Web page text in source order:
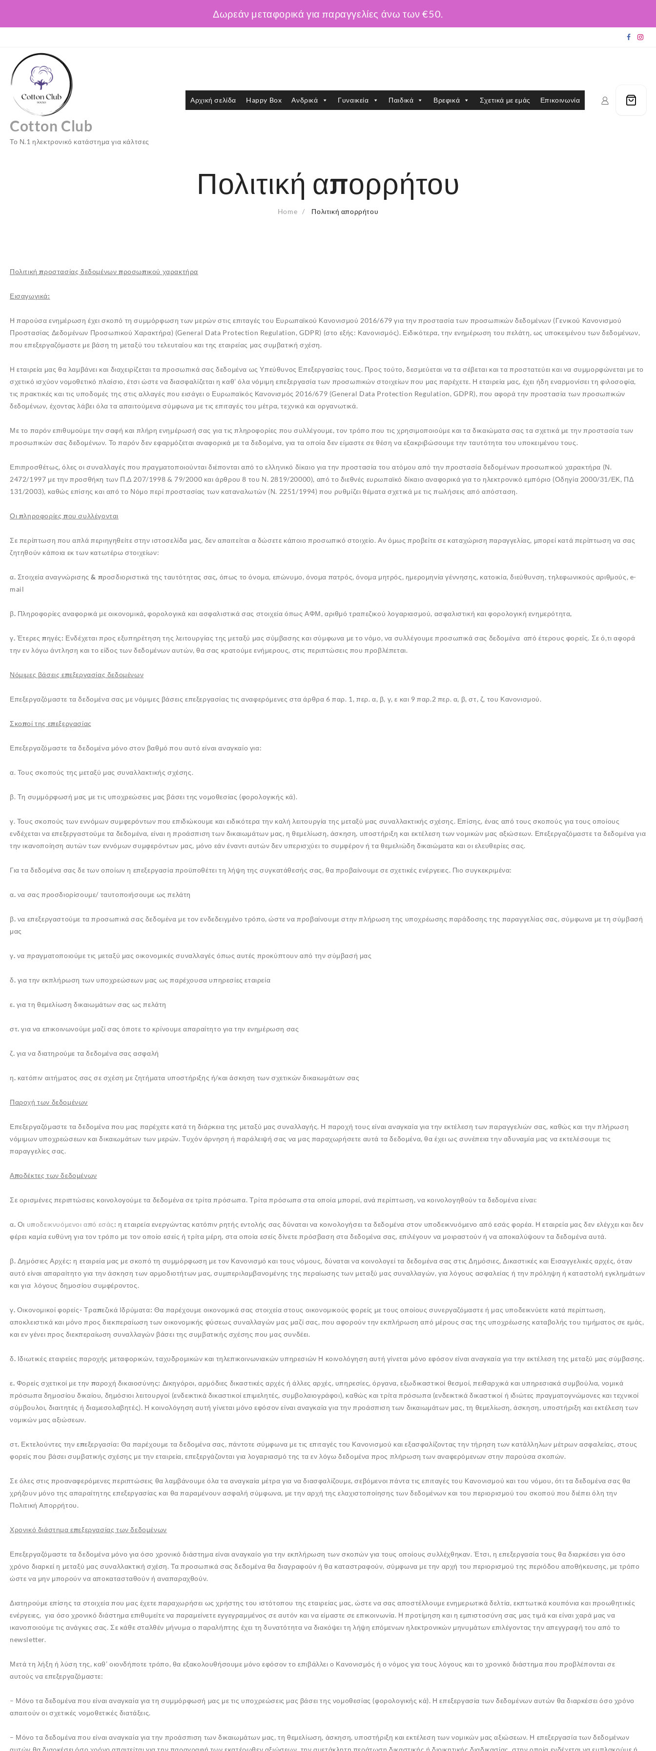
Δωρεάν μεταφορικά για παραγγελίες άνω των €50.
content
Cotton Club
Το Ν.1 ηλεκτρονικό κατάστημα για κάλτσες
Αρχική σελίδα Happy Box Ανδρικά Γυναικεία Παιδικά Βρεφικά Σχετικά με εμάς Επικοινωνία
Πολιτική απορρήτου
Home Πολιτική απορρήτου
Πολιτική προστασίας δεδομένων προσωπικού χαρακτήρα
Εισαγωγικά:
Η παρούσα ενημέρωση έχει σκοπό τη συμμόρφωση των μερών στις επιταγές του Ευρωπαϊκού Κανονισμού 2016/679 για την προστασία των προσωπικών δεδομένων (Γενικού Κανονισμού
Προστασίας Δεδομένων Προσωπικού Χαρακτήρα) (General Data Protection Regulation, GDPR) (στο εξής: Κανονισμός). Ειδικότερα, την ενημέρωση του πελάτη, ως υποκειμένου των δεδομένων,
που επεξεργαζόμαστε με βάση τη μεταξύ του τελευταίου και της εταιρείας μας συμβατική σχέση.
Η εταιρεία μας θα λαμβάνει και διαχειρίζεται τα προσωπικά σας δεδομένα ως Υπεύθυνος Επεξεργασίας τους. Προς τούτο, δεσμεύεται να τα σέβεται και τα προστατεύει και να συμμορφώνεται με το
σχετικό ισχύον νομοθετικό πλαίσιο, έτσι ώστε να διασφαλίζεται η καθ’ όλα νόμιμη επεξεργασία των προσωπικών στοιχείων που μας παρέχετε. Η εταιρεία μας, έχει ήδη εναρμονίσει τη φιλοσοφία,
τις πρακτικές και τις υποδομές της στις αλλαγές που εισάγει ο Ευρωπαϊκός Κανονισμός 2016/679 (General Data Protection Regulation, GDPR), που αφορά την προστασία των προσωπικών
δεδομένων, έχοντας λάβει όλα τα απαιτούμενα σύμφωνα με τις επιταγές του μέτρα, τεχνικά και οργανωτικά.
Με το παρόν επιθυμούμε την σαφή και πλήρη ενημέρωσή σας για τις πληροφορίες που συλλέγουμε, τον τρόπο που τις χρησιμοποιούμε και τα δικαιώματα σας τα σχετικά με την προστασία των
προσωπικών σας δεδομένων. Το παρόν δεν εφαρμόζεται αναφορικά με τα δεδομένα, για τα οποία δεν είμαστε σε θέση να εξακριβώσουμε την ταυτότητα του υποκειμένου τους.
Επιπροσθέτως, όλες οι συναλλαγές που πραγματοποιούνται διέπονται από το ελληνικό δίκαιο για την προστασία του ατόμου από την προστασία δεδομένων προσωπικού χαρακτήρα (Ν.
2472/1997 με την προσθήκη των Π.Δ 207/1998 & 79/2000 και άρθρου 8 του Ν. 2819/20000), από το διεθνές ευρωπαϊκό δίκαιο αναφορικά για το ηλεκτρονικό εμπόριο (Οδηγία 2000/31/ΕΚ, ΠΔ
131/2003), καθώς επίσης και από το Νόμο περί προστασίας των καταναλωτών (Ν. 2251/1994) που ρυθμίζει θέματα σχετικά με τις πωλήσεις από απόσταση.
Οι πληροφορίες που συλλέγονται
Σε περίπτωση που απλά περιηγηθείτε στην ιστοσελίδα μας, δεν απαιτείται α δώσετε κάποιο προσωπικό στοιχείο. Αν όμως προβείτε σε καταχώριση παραγγελίας, μπορεί κατά περίπτωση να σας
ζητηθούν κάποια εκ των κατωτέρω στοιχείων:
α. Στοιχεία αναγνώρισης & προσδιοριστικά της ταυτότητας σας, όπως το όνομα, επώνυμο, όνομα πατρός, όνομα μητρός, ημερομηνία γέννησης, κατοικία, διεύθυνση, τηλεφωνικούς αριθμούς, e-
mail
β. Πληροφορίες αναφορικά με οικονομικά, φορολογικά και ασφαλιστικά σας στοιχεία όπως ΑΦΜ, αριθμό τραπεζικού λογαριασμού, ασφαλιστική και φορολογική ενημερότητα,
γ. Έτερες πηγές: Ενδέχεται προς εξυπηρέτηση της λειτουργίας της μεταξύ μας σύμβασης και σύμφωνα με το νόμο, να συλλέγουμε προσωπικά σας δεδομένα από έτερους φορείς. Σε ό,τι αφορά
την εν λόγω άντληση και το είδος των δεδομένων αυτών, θα σας κρατούμε ενήμερους, στις περιπτώσεις που προβλέπεται.
Νόμιμες βάσεις επεξεργασίας δεδομένων
Επεξεργαζόμαστε τα δεδομένα σας με νόμιμες βάσεις επεξεργασίας τις αναφερόμενες στα άρθρα 6 παρ. 1, περ. α, β, γ, ε και 9 παρ.2 περ. α, β, στ, ζ, του Κανονισμού.
Σκοποί της επεξεργασίας
Επεξεργαζόμαστε τα δεδομένα μόνο στον βαθμό που αυτό είναι αναγκαίο για:
α. Τους σκοπούς της μεταξύ μας συναλλακτικής σχέσης.
β. Τη συμμόρφωσή μας με τις υποχρεώσεις μας βάσει της νομοθεσίας (φορολογικής κά).
γ. Τους σκοπούς των εννόμων συμφερόντων που επιδιώκουμε και ειδικότερα την καλή λειτουργία της μεταξύ μας συναλλακτικής σχέσης. Επίσης, ένας από τους σκοπούς για τους οποίους
ενδέχεται να επεξεργαστούμε τα δεδομένα, είναι η προάσπιση των δικαιωμάτων μας, η θεμελίωση, άσκηση, υποστήριξη και εκτέλεση των νομικών μας αξιώσεων. Επεξεργαζόμαστε τα δεδομένα για
την ικανοποίηση αυτών των εννόμων συμφερόντων μας, μόνο εάν έναντι αυτών δεν υπερισχύει το συμφέρον ή τα θεμελιώδη δικαιώματα και οι ελευθερίες σας.
Για τα δεδομένα σας δε των οποίων η επεξεργασία προϋποθέτει τη λήψη της συγκατάθεσής σας, θα προβαίνουμε σε σχετικές ενέργειες. Πιο συγκεκριμένα:
α. να σας προσδιορίσουμε/ ταυτοποιήσουμε ως πελάτη
β. να επεξεργαστούμε τα προσωπικά σας δεδομένα με τον ενδεδειγμένο τρόπο, ώστε να προβαίνουμε στην πλήρωση της υποχρέωσης παράδοσης της παραγγελίας σας, σύμφωνα με τη σύμβασή
μας
γ. να πραγματοποιούμε τις μεταξύ μας οικονομικές συναλλαγές όπως αυτές προκύπτουν από την σύμβασή μας
δ. για την εκπλήρωση των υποχρεώσεων μας ως παρέχουσα υπηρεσίες εταιρεία
ε. για τη θεμελίωση δικαιωμάτων σας ως πελάτη
στ.για να επικοινωνούμε μαζί σας όποτε το κρίνουμε απαραίτητο για την ενημέρωση σας
ζ. για να διατηρούμε τα δεδομένα σας ασφαλή
η. κατόπιν αιτήματος σας σε σχέση με ζητήματα υποστήριξης ή/και άσκηση των σχετικών δικαιωμάτων σας
Παροχή των δεδομένων
Επεξεργαζόμαστε τα δεδομένα που μας παρέχετε κατά τη διάρκεια της μεταξύ μας συναλλαγής. Η παροχή τους είναι αναγκαία για την εκτέλεση των παραγγελιών σας, καθώς και την πλήρωση
νόμιμων υποχρεώσεων και δικαιωμάτων των μερών. Τυχόν άρνηση ή παράλειψή σας να μας παραχωρήσετε αυτά τα δεδομένα, θα έχει ως συνέπεια την αδυναμία μας να εκτελέσουμε τις
παραγγελίες σας.
Αποδέκτες των δεδομένων
Σε ορισμένες περιπτώσεις κοινολογούμε τα δεδομένα σε τρίτα πρόσωπα. Τρίτα πρόσωπα στα οποία μπορεί, ανά περίπτωση, να κοινολογηθούν τα δεδομένα είναι:
α. Οι υποδεικνυόμενοι από εσάς:η εταιρεία ενεργώντας κατόπιν ρητής εντολής σας δύναται να κοινολογήσει τα δεδομένα στον υποδεικνυόμενο από εσάς φορέα. Η εταιρεία μας δεν ελέγχει και δεν
φέρει καμία ευθύνη για τον τρόπο με τον οποίο εσείς ή τρίτα μέρη, στα οποία εσείς δίνετε πρόσβαση στα δεδομένα σας, επιλέγουν να μοιραστούν ή να αποκαλύψουν τα δεδομένα αυτά.
β. Δημόσιες Αρχές:η εταιρεία μας με σκοπό τη συμμόρφωση με τον Κανονισμό και τους νόμους, δύναται να κοινολογεί τα δεδομένα σας στις Δημόσιες, Δικαστικές και Εισαγγελικές αρχές, όταν
αυτό είναι απαραίτητο για την άσκηση των αρμοδιοτήτων μας, συμπεριλαμβανομένης της περαίωσης των μεταξύ μας συναλλαγών, για λόγους ασφαλείας ή την πρόληψη ή καταστολή εγκλημάτων
και για λόγους δημοσίου συμφέροντος.
γ. Οικονομικοί φορείς- Τραπεζικά Ιδρύματα: Θα παρέχουμε οικονομικά σας στοιχεία στους οικονομικούς φορείς με τους οποίους συνεργαζόμαστε ή μας υποδεικνύετε κατά περίπτωση,
αποκλειστικά και μόνο προς διεκπεραίωση των οικονομικής φύσεως συναλλαγών μας μαζί σας, που αφορούν την εκπλήρωση από μέρους σας της υποχρέωσης καταβολής του τιμήματος σε εμάς,
και εν γένει προς διεκπεραίωση συναλλαγών βάσει της συμβατικής σχέσης που μας συνδέει.
δ. Ιδιωτικές εταιρείες παροχής μεταφορικών, ταχυδρομικών και τηλεπικοινωνιακών υπηρεσιών Η κοινολόγηση αυτή γίνεται μόνο εφόσον είναι αναγκαία για την εκτέλεση της μεταξύ μας σύμβασης.
ε. Φορείς σχετικοί με την παροχή δικαιοσύνης: Δικηγόροι, αρμόδιες δικαστικές αρχές ή άλλες αρχές, υπηρεσίες, όργανα, εξωδικαστικοί θεσμοί, πειθαρχικά και υπηρεσιακά συμβούλια, νομικά
πρόσωπα δημοσίου δικαίου, δημόσιοι λειτουργοί (ενδεικτικά δικαστικοί επιμελητές, συμβολαιογράφοι), καθώς και τρίτα πρόσωπα (ενδεικτικά δικαστικοί ή ιδιώτες πραγματογνώμονες και τεχνικοί
σύμβουλοι, διαιτητές ή διαμεσολαβητές). Η κοινολόγηση αυτή γίνεται μόνο εφόσον είναι αναγκαία για την προάσπιση των δικαιωμάτων μας, τη θεμελίωση, άσκηση, υποστήριξη και εκτέλεση των
νομικών μας αξιώσεων.
στ. Εκτελούντες την επεξεργασία: Θα παρέχουμε τα δεδομένα σας, πάντοτε σύμφωνα με τις επιταγές του Κανονισμού και εξασφαλίζοντας την τήρηση των κατάλληλων μέτρων ασφαλείας, στους
φορείς που βάσει συμβατικής σχέσης με την εταιρεία, επεξεργάζονται για λογαριασμό της τα εν λόγω δεδομένα προς πλήρωση των αναφερόμενων στην παρούσα σκοπών.
Σε όλες στις προαναφερόμενες περιπτώσεις θα λαμβάνουμε όλα τα αναγκαία μέτρα για να διασφαλίζουμε, σεβόμενοι πάντα τις επιταγές του Κανονισμού και του νόμου, ότι τα δεδομένα σας θα
χρήζουν μόνο της απαραίτητης επεξεργασίας και θα παραμένουν ασφαλή σύμφωνα, με την αρχή της ελαχιστοποίησης των δεδομένων και του περιορισμού του σκοπού που διέπει όλη την
Πολιτική Απορρήτου.
Χρονικό διάστημα επεξεργασίας των δεδομένων
Επεξεργαζόμαστε τα δεδομένα μόνο για όσο χρονικό διάστημα είναι αναγκαίο για την εκπλήρωση των σκοπών για τους οποίους συλλέχθηκαν. Έτσι, η επεξεργασία τους θα διαρκέσει για όσο
χρόνο διαρκεί η μεταξύ μας συναλλακτική σχέση. Τα προσωπικά σας δεδομένα θα διαγραφούν ή θα καταστραφούν, σύμφωνα με την αρχή του περιορισμού της περιόδου αποθήκευσης, με τρόπο
ώστε να μην μπορούν να αποκατασταθούν ή αναπαραχθούν.
Διατηρούμε επίσης τα στοιχεία που μας έχετε παραχωρήσει ως χρήστης του ιστότοπου της εταιρείας μας, ώστε να σας αποστέλλουμε ενημερωτικά δελτία, εκπτωτικά κουπόνια και προωθητικές
ενέργειες, για όσο χρονικό διάστημα επιθυμείτε να παραμείνετε εγγεγραμμένος σε αυτόν και να είμαστε σε επικοινωνία. Η προτίμηση και η εμπιστοσύνη σας μας τιμά και είναι χαρά μας να
ικανοποιούμε τις ανάγκες σας. Σε κάθε σταλθέν μήνυμα ο παραλήπτης έχει τη δυνατότητα να διακόψει τη λήψη επόμενων ηλεκτρονικών μηνυμάτων επιλέγοντας την απεγγραφή του από το
newsletter.
Μετά τη λήξη ή λύση της, καθ’ οιονδήποτε τρόπο, θα εξακολουθήσουμε μόνο εφόσον το επιβάλλει ο Κανονισμός ή ο νόμος για τους λόγους και το χρονικό διάστημα που προβλέπονται σε
αυτούς να επεξεργαζόμαστε:
– Μόνο τα δεδομένα που είναι αναγκαία για τη συμμόρφωσή μας με τις υποχρεώσεις μας βάσει της νομοθεσίας (φορολογικής κά). Η επεξεργασία των δεδομένων αυτών θα διαρκέσει όσο χρόνο
απαιτούν οι σχετικές νομοθετικές διατάξεις.
– Μόνο τα δεδομένα που είναι αναγκαία για την προάσπιση των δικαιωμάτων μας, τη θεμελίωση, άσκηση, υποστήριξη και εκτέλεση των νομικών μας αξιώσεων. Η επεξεργασία των δεδομένων
αυτών θα διαρκέσει όσο χρόνο απαιτείται για την παραγραφή των εκατέρωθεν αξιώσεων, την αμετάκλητη περάτωση δικαστικής ή διοικητικής διαδικασίας, στην οποία ενδέχεται να εμπλακούμε ή